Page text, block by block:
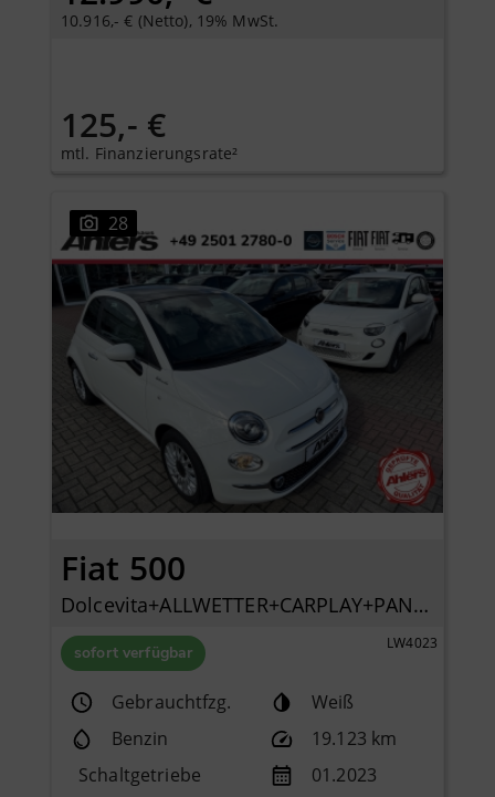
10.916,- € (Netto), 19% MwSt.
125,- €
mtl. Finanzierungsrate²
28
Fiat 500
Dolcevita+ALLWETTER+CARPLAY+PANO+KLIMA+PDC+LICHTREGENSENSOR+
sofort verfügbar LW4023
Gebrauchtfzg.
Weiß
Benzin
19.123 km
Schaltgetriebe
01.2023